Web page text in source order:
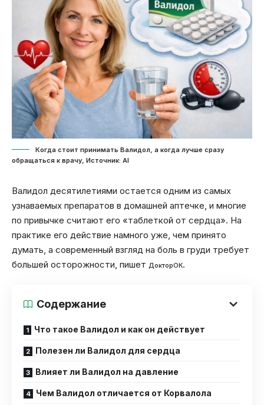
Когда стоит принимать Валидол, а когда лучше сразу
обращаться к врачу, Источник: Al
Валидол десятилетиями остается одним из самых
узнаваемых препаратов в домашней аптечке, и многие
по привычке считают его «таблеткой от сердца». На
практике его действие намного уже, чем принято
думать, а современный взгляд на боль в груди требует
большей осторожности, пишет ДокторОК.
Содержание
Что такое Валидол и как он действует
Полезен ли Валидол для сердца
Влияет ли Валидол на давление
Чем Валидол отличается от Корвалола